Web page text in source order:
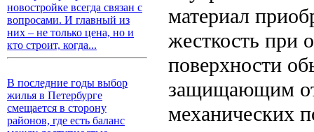
новостройке всегда связан с
вопросами. И главный из
них – не только цена, но и
кто строит, когда...
В последние годы выбор
жилья в Петербурге
смещается в сторону
районов, где есть баланс
материал
жесткость при
поверхности
защищающим от
механических